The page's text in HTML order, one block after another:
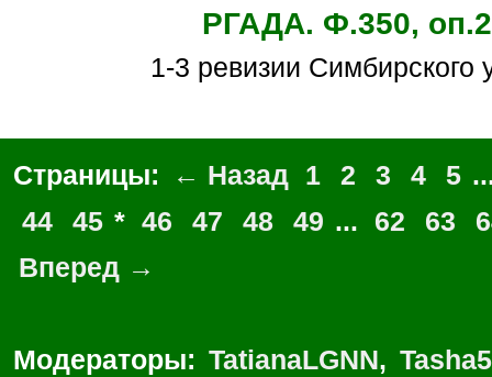
РГАДА. Ф.350,
1-3 ревизии Симбирского
Страницы: ← Назад 1 2 3 4 5
44
45 * 46 47 48 49 ... 62 63
Вперед →
Модераторы: TatianaLGNN,